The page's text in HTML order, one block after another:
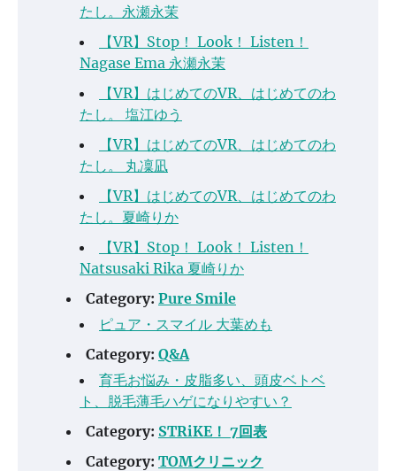
たし。永瀬永茉
【VR】Stop！ Look！ Listen！
Nagase Ema 永瀬永茉
【VR】はじめてのVR、はじめてのわ
たし。 塩江ゆう
【VR】はじめてのVR、はじめてのわ
たし。 丸凜凪
【VR】はじめてのVR、はじめてのわ
たし。夏崎りか
【VR】Stop！ Look！ Listen！
Natsusaki Rika 夏崎りか
Category: Pure Smile
ピュア・スマイル 大葉めも
Category: Q&A
育毛お悩み・皮脂多い、頭皮ベトベ
ト、脱毛薄毛ハゲになりやすい？
Category: STRiKE！ 7回表
Category: TOMクリニック